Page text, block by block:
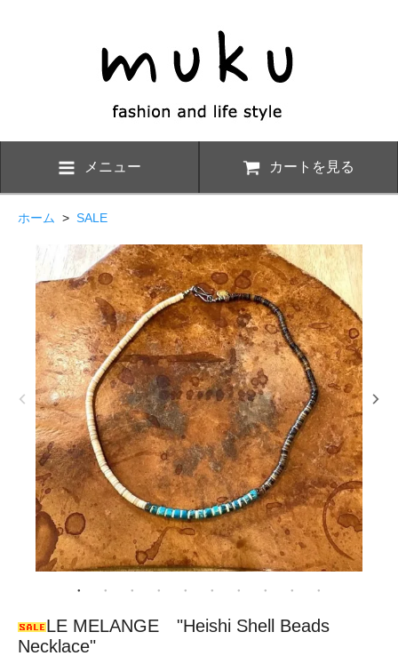
メニュー カートを見る
ホーム > SALE
LE MELANGE "Heishi Shell Beads
Necklace"